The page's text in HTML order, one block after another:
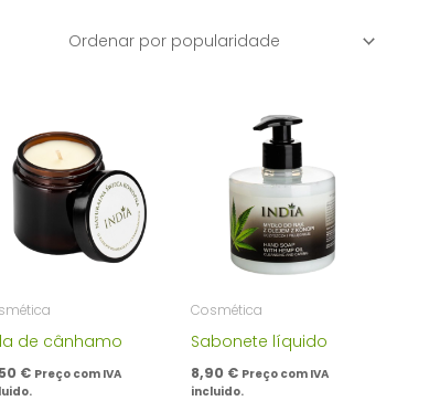
de cânhamo
€ Preço com IVA
Cosmética
Sabonete líquido
8,90 € Preço com IVA
incluido.